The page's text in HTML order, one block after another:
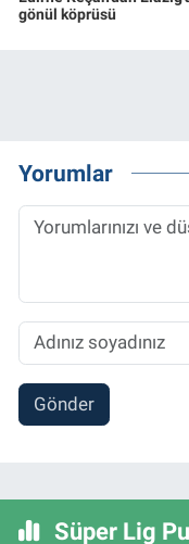
gönül köprüsü
Yorumlar
Gönder
Süper Lig